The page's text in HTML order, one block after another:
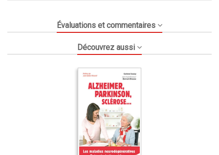
Évaluations et commentaires
Découvrez aussi